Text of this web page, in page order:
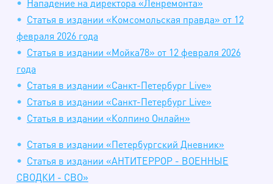
Статья в издании «Комсомольская правда» от 12
февраля 2026 года
Статья в издании «Мойка78» от 12 февраля 2026
года
Статья в издании «Санкт-Петербург Live»
Статья в издании «Санкт-Петербург Live»
Статья в издании «Колпино Онлайн»
Статья в издании «Петербургский Дневник»
Статья в издании «АНТИТЕРРОР - ВОЕННЫЕ
СВОДКИ - СВО»